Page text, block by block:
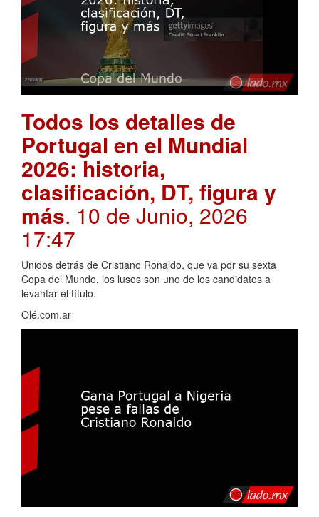
Todos los detalles de
Portugal en el Mundial
2026: historia,
clasificación, DT, figura y
más. 10 de Junio, 2026
17:47
Unidos detrás de Cristiano Ronaldo, que va por su sexta
Copa del Mundo, los lusos son uno de los candidatos a
levantar el título.
Olé.com.ar